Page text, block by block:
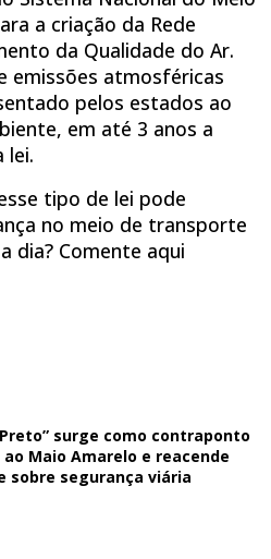
a criação da Rede
da Qualidade do Ar.
emissões atmosféricas
pelos estados ao
em até 3 anos a
lei.
tipo de lei pode
no meio de transporte
dia? Comente aqui
surge como contraponto
Maio Amarelo e reacende
sobre segurança viária